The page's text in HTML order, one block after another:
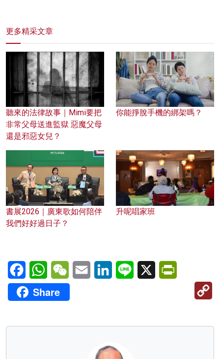
更多精采文章
聽來的法律故事｜Mimi要把
非常父母送進監獄 惡魔父母
還是邪惡女兒？
你能掙脫手機的綁架嗎？
書展2026｜廣東歌如何陪伴
我們好好過日子？
升呢唱家班
FacebookWhatsAppWeChatEmail LinkedInLine X
Share